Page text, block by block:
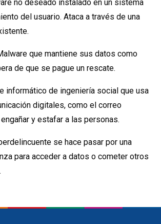
no deseado instalado en un sistema
del usuario. Ataca a través de una
que mantiene sus datos como
de que se pague un rescate.
informático de ingeniería social que usa
digitales, como el correo
y estafar a las personas.
se hace pasar por una
para acceder a datos o cometer otros